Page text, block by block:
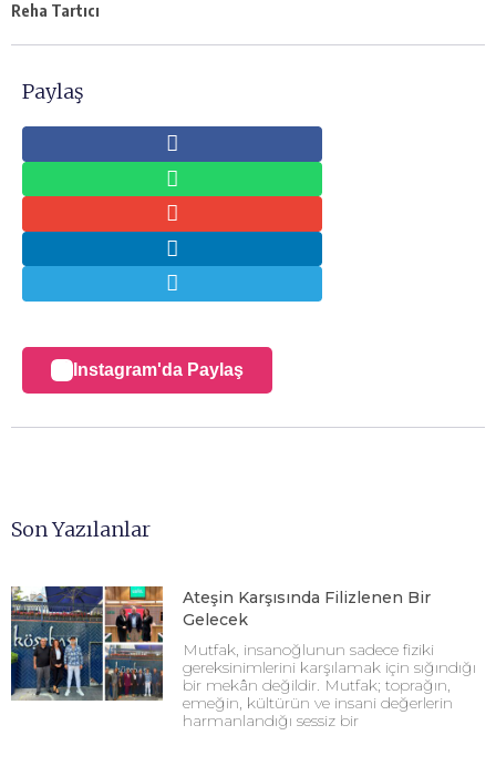
Reha Tartıcı
Paylaş
Instagram'da Paylaş
Son Yazılanlar
Ateşin Karşısında Filizlenen Bir
Gelecek
Mutfak, insanoğlunun sadece fiziki
gereksinimlerini karşılamak için sığındığı
bir mekân değildir. Mutfak; toprağın,
emeğin, kültürün ve insani değerlerin
harmanlandığı sessiz bir